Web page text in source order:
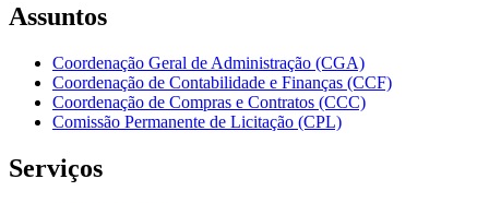
Assuntos
Coordenação Geral de Administração (CGA)
Coordenação de Contabilidade e Finanças (CCF)
Coordenação de Compras e Contratos (CCC)
Comissão Permanente de Licitação (CPL)
Serviços